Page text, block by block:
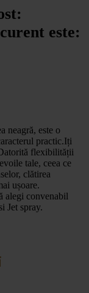
este:
neagră, este o
practic.Iți
flexibilității
tale, ceea ce
clătirea
ușoare.
alegi convenabil
Jet spray.